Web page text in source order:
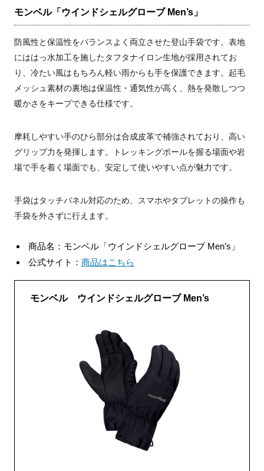
モンベル「ウインドシェルグローブ Men’s」
防風性と保温性をバランスよく両立させた登山手袋です。表地
にははっ水加工を施したタフタナイロン生地が採用されてお
り、冷たい風はもちろん軽い雨からも手を保護できます。起毛
メッシュ素材の裏地は保温性・通気性が高く、熱を発散しつつ
暖かさをキープできる仕様です。
摩耗しやすい手のひら部分は合成皮革で補強されており、高い
グリップ力を発揮します。トレッキングポールを握る場面や岩
場で手を着く場面でも、安定して使いやすい点が魅力です。
手袋はタッチパネル対応のため、スマホやタブレットの操作も
手袋を外さずに行えます。
商品名：モンベル「ウインドシェルグローブ Men’s」
公式サイト： 商品はこちら
モンベル ウインドシェルグローブ Men’s